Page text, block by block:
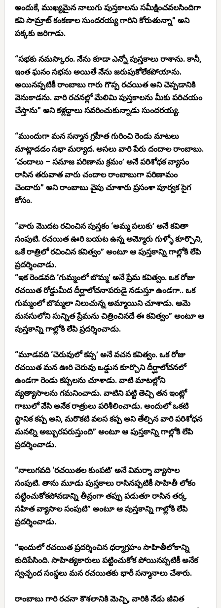
అందుకే, ముఖ్యమైన నాలుగు పుస్తకాలను సమీక్షించవలసిందిగా
కవి సామ్రాట్ కంకణాల సుందరయ్య గారిని కోరుతున్నా” అని
పక్కకు జరిగాడు.
“సభకు నమస్కారం. నేను కూడా ఎన్నో పుస్తకాలు రాశాను. కానీ,
ఇంత ఘనం సభను అయితే నేను జరుపుకోలేకపోయాను.
అయినప్పటికీ రాంబాబు గారు గొప్ప రచయిత అని చెప్పడానికి
వెనుకాడను. వారి రచనల్లో మేలిమి పుస్తకాలను మీకు పరిచయం
చేస్తాను” అని కళ్లద్దాలు సవరించుకున్నాడు సుందరయ్య.
“ముందుగా మన సన్మాన గ్రహీత గురించి రెండు మాటలు
మాట్లాడడం సభా మర్యాద. అసలు వారి పేరు దందాల రాంబాబు.
‘చందాలు – సమాజ పరిణామ క్రమం’ అనే పరిశోధక వ్యాసం
రాసిన తరువాత వారు చందాల రాంబాబుగా పరిణామం
చెందారు” అని రాంబాబు వైపు చూశారు ప్రసంశా పూర్వక సైగ
కోసం.
“వారు మొదట రచించిన పుస్తకం ‘అమ్మ పలుకు’ అనే కవితా
సంపుటి. రచయిత ఊరి బయట ఉన్న అమ్మోరు గుళ్ళో కూర్చొని,
ఒకే రాత్రిలో రచించిన కవిత్వం” అంటూ ఆ పుస్తకాన్ని గాల్లోకి లేపి
ప్రదర్శించాడు.
“ఇక రెండవది ‘గుమ్మంలో బొమ్మ’ అనే ప్రేమ కవిత్వం. ఒక రోజు
రచయిత రోడ్డుమీద దీర్ఘాలోచనాపరుడై నడుస్తూ ఉండగా.. ఒక
గుమ్మంలో బొమ్మలా నిలుచున్న అమ్మాయిని చూశాడు. ఆమె
మనసులోని సున్నిత ప్రేమను చిత్రించినదే ఈ కవిత్వం” అంటూ ఆ
పుస్తకాన్ని గాల్లోకి లేపి ప్రదర్శించాడు.
“మూడవది ‘చెరువులో కప్ప’ అనే వచన కవిత్వం. ఒక రోజు
రచయిత మన ఊరి చెరువు ఒడ్డున కూర్చొని దీర్ఘాలోచనలో
ఉండగా రెండు కప్పలను చూశాడు. వాటి మాటల్లోని
వ్యత్యాసాలను గమనించాడు. వాటిని పట్టి తెచ్చి తన ఇంట్లో
గాబులో వేసి అనేక రాత్రులు పరిశీలించాడు. అందులో ఒకటి
స్థానిక కప్ప అని, మరొకటి వలస కప్ప అని తేల్చిన వారి పరిశోధన
మనల్ని అబ్బురపరుస్తుంది” అంటూ ఆ పుస్తకాన్ని గాల్లోకి లేపి
ప్రదర్శించాడు.
“నాలుగవది ‘రచయితల కుంపటి’ అనే విమర్శా వ్యాసాల
సంపుటి. తాను మూడు పుస్తకాలు రాసినప్పటికీ సాహితీ లోకం
పట్టించుకోకపోవడాన్ని తీవ్రంగా తప్పు పడుతూ రాసిన తర్క
సహిత వ్యాసాల సంపుటి” అంటూ ఆ పుస్తకాన్ని గాల్లోకి లేపి
ప్రదర్శించాడు.
“ఇందులో రచయిత ప్రదర్శించిన ధర్మాగ్రహం సాహితీలోకాన్ని
కుదిపేసింది. సాహిత్యకారులు పట్టించుకోక పోయినప్పటికీ అనేక
స్వచ్ఛంద సంస్థలు మన రచయితకు భారీ సన్మానాలు చేశారు.
రాంబాబు గారి రచనా కౌశలానికి మెచ్చి, వారికి నేడు జీవిత